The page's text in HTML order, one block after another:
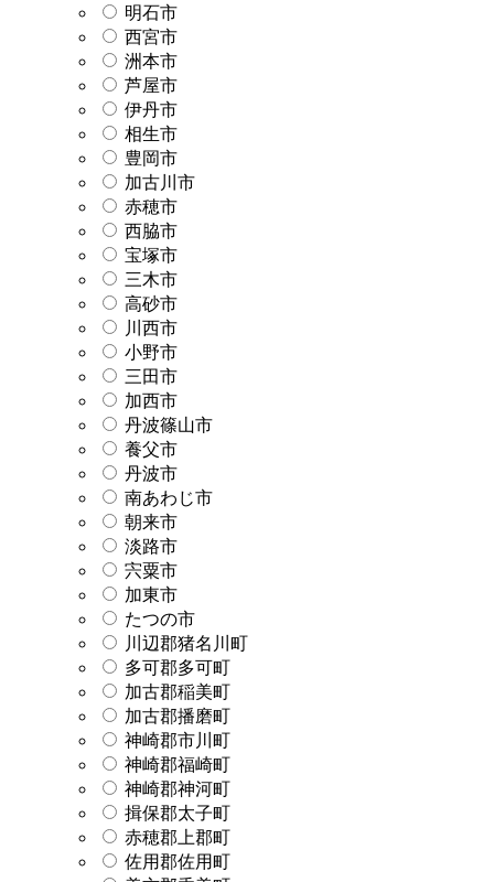
明石市
西宮市
洲本市
芦屋市
伊丹市
相生市
豊岡市
加古川市
赤穂市
西脇市
宝塚市
三木市
高砂市
川西市
小野市
三田市
加西市
丹波篠山市
養父市
丹波市
南あわじ市
朝来市
淡路市
宍粟市
加東市
たつの市
川辺郡猪名川町
多可郡多可町
加古郡稲美町
加古郡播磨町
神崎郡市川町
神崎郡福崎町
神崎郡神河町
揖保郡太子町
赤穂郡上郡町
佐用郡佐用町